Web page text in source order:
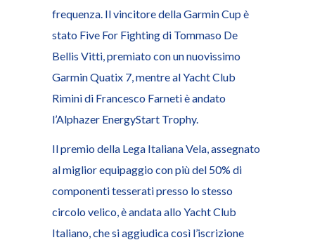
frequenza. Il vincitore della Garmin Cup è
stato Five For Fighting di Tommaso De
Bellis Vitti, premiato con un nuovissimo
Garmin Quatix 7, mentre al Yacht Club
Rimini di Francesco Farneti è andato
l’Alphazer EnergyStart Trophy.
Il premio della Lega Italiana Vela, assegnato
al miglior equipaggio con più del 50% di
componenti tesserati presso lo stesso
circolo velico, è andata allo Yacht Club
Italiano, che si aggiudica così l’iscrizione